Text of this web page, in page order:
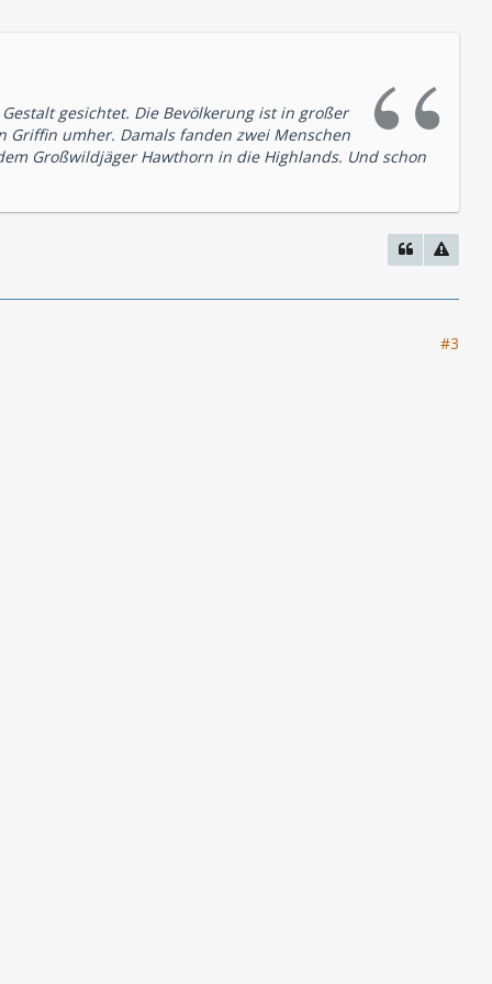
gesichtet. Die Bevölkerung ist in großer
Griffin umher. Damals fanden zwei Menschen
Großwildjäger Hawthorn in die Highlands. Und schon
#3